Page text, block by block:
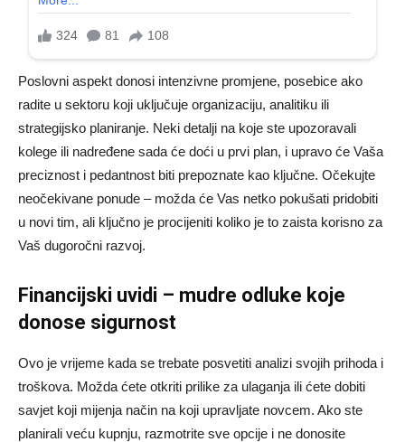
Poslovni aspekt donosi intenzivne promjene, posebice ako
radite u sektoru koji uključuje organizaciju, analitiku ili
strategijsko planiranje. Neki detalji na koje ste upozoravali
kolege ili nadređene sada će doći u prvi plan, i upravo će Vaša
preciznost i pedantnost biti prepoznate kao ključne. Očekujte
neočekivane ponude – možda će Vas netko pokušati pridobiti
u novi tim, ali ključno je procijeniti koliko je to zaista korisno za
Vaš dugoročni razvoj.
Financijski uvidi – mudre odluke koje
donose sigurnost
Ovo je vrijeme kada se trebate posvetiti analizi svojih prihoda i
troškova. Možda ćete otkriti prilike za ulaganja ili ćete dobiti
savjet koji mijenja način na koji upravljate novcem. Ako ste
planirali veću kupnju, razmotrite sve opcije i ne donosite